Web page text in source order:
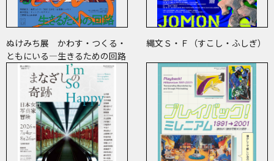
ぬけみち展 かわす・つくる・
ともにいる―生きるための回路
縄文Ｓ・Ｆ（すこし・ふしぎ）